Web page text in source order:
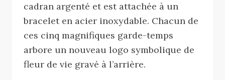
cadran argenté et est attachée à un
bracelet en acier inoxydable. Chacun de
ces cinq magnifiques garde-temps
arbore un nouveau logo symbolique de
fleur de vie gravé à l’arrière.